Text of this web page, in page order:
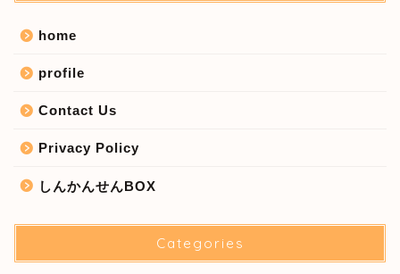
home
profile
Contact Us
Privacy Policy
しんかんせんBOX
Categories